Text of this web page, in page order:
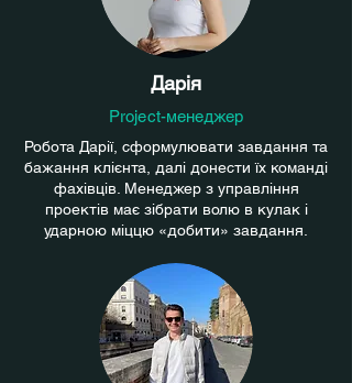
Дарія
Project-менеджер
Робота Дарії, сформулювати завдання та
бажання клієнта, далі донести їх команді
фахівців. Менеджер з управління
проектів має зібрати волю в кулак і
ударною міццю «добити» завдання.